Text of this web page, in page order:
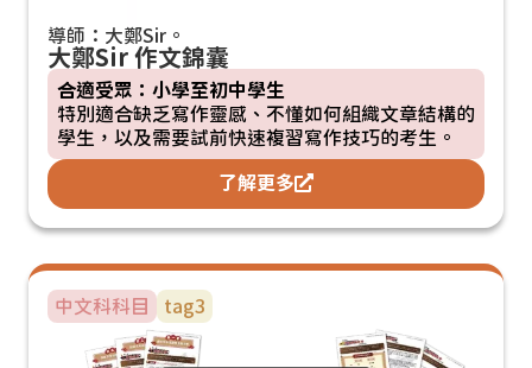
導師：大鄭Sir。
大鄭Sir 作文錦囊
合適受眾：小學至初中學生
特別適合缺乏寫作靈感、不懂如何組織文章結構的
學生，以及需要試前快速複習寫作技巧的考生。
了解更多
中文科科目 tag3